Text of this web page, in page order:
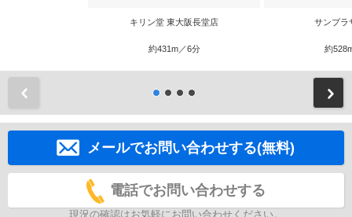
キリン堂 東大阪長堂店
約431m／6分
サンプラ
約
メールでお問い合わせする(無料)
電話でお問い合わせする
現況の確認はお気軽にお問い合わせください。